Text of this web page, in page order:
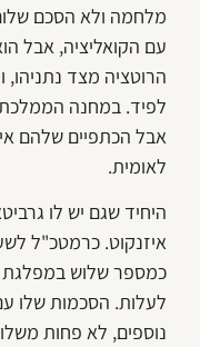
מלחמה ולא הסכם
עם הקואליציה, אבל
הרוטציה מצד
לפיד. במחנה
אבל הכתפיים שלהם
לאומית.
היחיד שגם יש לו
איזנקוט. כרמטכ"ל
כמספר שלוש במפלגת
לעלות. הסכמות שלו
נוספים, לא פחות